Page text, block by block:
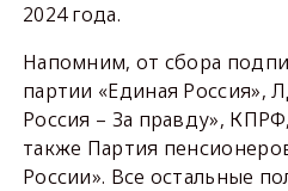
2024 года.
Напомним, от сбора
партии «Единая Россия»,
Россия – За правду»,
также Партия
России». Все остальные